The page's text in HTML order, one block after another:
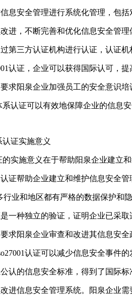
息安全管理进行系统化管理，包
进，不断完善和优化信息安全管理
第三方认证机构进行认证，认证
认证，企业可以获得国际认可，提
求阳泉企业加强员工的安全意识
系认证可以有效地保障企业的信息
认证实施意义
的实施意义在于帮助阳泉企业建立
证帮助企业建立和维护信息安全
业和地区都有严格的数据保护和
一种独立的验证，证明企业已采
求阳泉企业审查和改进其信息安
认证可以减少信息安全事件
认的信息安全标准，得到了国际
进信息安全管理系统。阳泉企业